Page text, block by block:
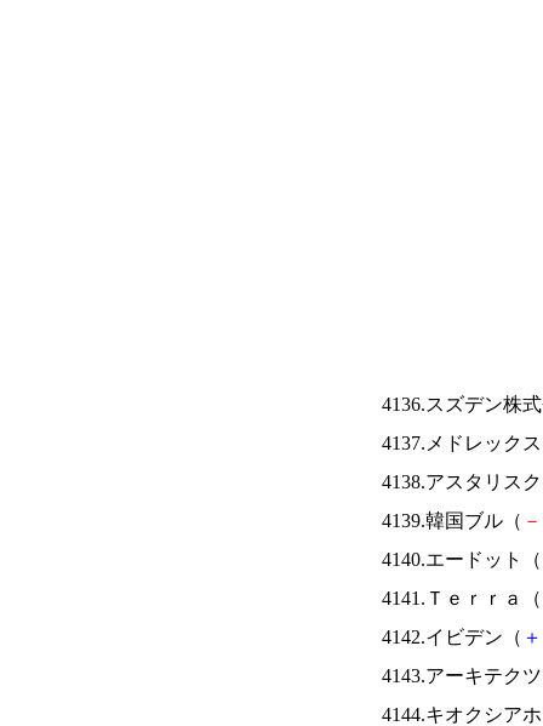
4136.スズデン株
4137.メドレック
4138.アスタリス
4139.韓国ブル（ －
4140.エードット（
4141.Ｔｅｒｒａ（
4142.イビデン（ ＋
4143.アーキテク
4144.キオクシア